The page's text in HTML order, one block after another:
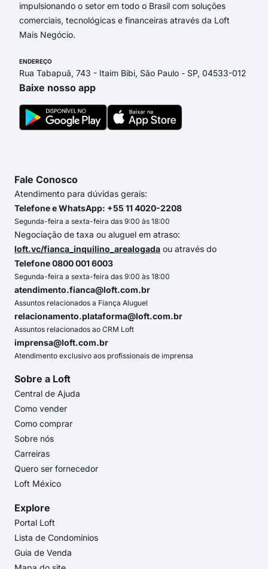
impulsionando o setor em todo o Brasil com soluções
comerciais, tecnológicas e financeiras através da Loft
Mais Negócio.
ENDEREÇO
Rua Tabapuã, 743 - Itaim Bibi, São Paulo - SP, 04533-012
Baixe nosso app
Fale Conosco
Atendimento para dúvidas gerais:
Telefone e WhatsApp: +55 11 4020-2208
Segunda-feira a sexta-feira das 9:00 às 18:00
Negociação de taxa ou aluguel em atraso:
loft.vc/fianca_inquilino_arealogada ou através do
Telefone 0800 001 6003
Segunda-feira a sexta-feira das 9:00 às 18:00
atendimento.fianca@loft.com.br
Assuntos relacionados a Fiança Aluguel
relacionamento.plataforma@loft.com.br
Assuntos relacionados ao CRM Loft
imprensa@loft.com.br
Atendimento exclusivo aos profissionais de imprensa
Sobre a Loft
Central de Ajuda
Como vender
Como comprar
Sobre nós
Carreiras
Quero ser fornecedor
Loft México
Explore
Portal Loft
Lista de Condomínios
Guia de Venda